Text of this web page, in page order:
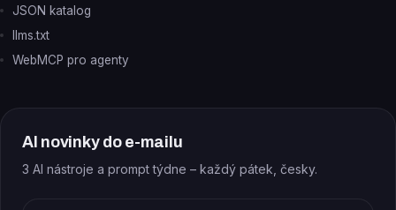
JSON katalog
llms.txt
WebMCP pro agenty
AI novinky do e-mailu
3 AI nástroje a prompt týdne – každý pátek, česky.